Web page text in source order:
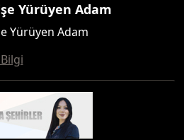
Yürüyen Adam
Yürüyen Adam